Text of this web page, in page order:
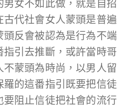
女不如此做，就是自招
代社會女人蒙頭是普遍
反會被認為是行為不端
引去推斷，或許當時哥
蒙頭為時尚，以男人留
的這番指引既要把信徒
阻止信徒把社會的流行